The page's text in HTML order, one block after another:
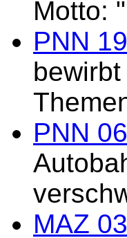
Motto:
PNN
PNN
MAZ